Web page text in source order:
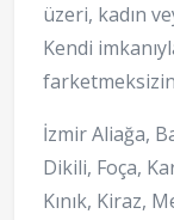
üzeri, kadın
Kendi
İzmir Aliağa,
Dikili, Foça,
Kınık, Kiraz,